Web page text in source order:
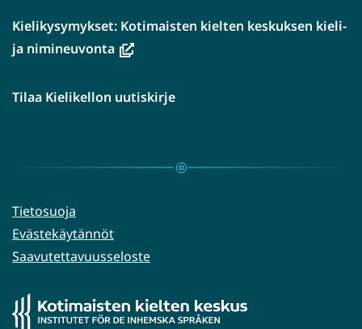
Kielikysymykset: Kotimaisten kielten keskuksen kieli-
ja nimineuvonta(avautuu
ikkunaan,
palveluun)
Tilaa Kielikellon uutiskirje
Tietosuoja
Evästekäytännöt
Saavutettavuusseloste